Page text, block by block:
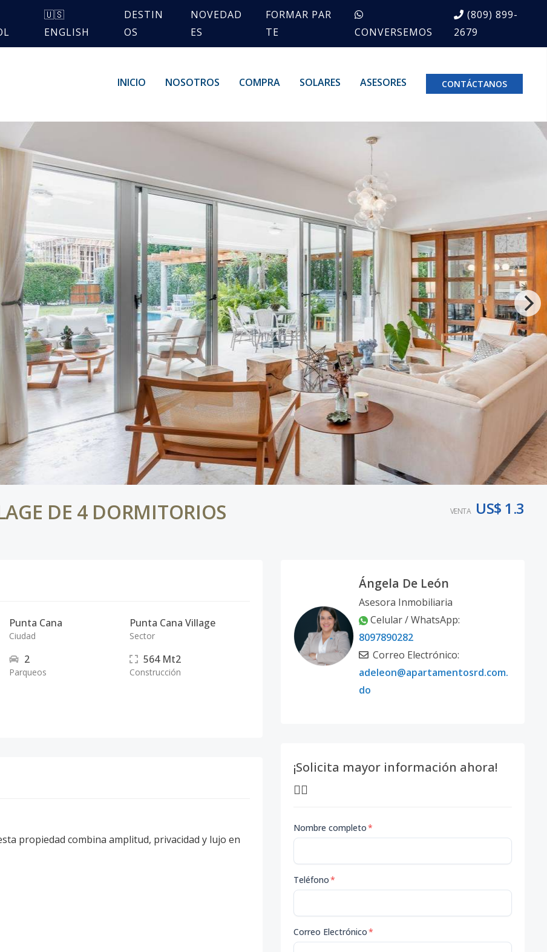
🇺🇸
ENGLISH
DESTIN
OS
NOVEDAD
ES
FORMAR PAR
TE
CONVERSEMOS
(809) 899-
2679
INICIO NOSOTROS COMPRA SOLARES ASESORES CONTÁCTANOS
DE 4 DORMITORIOS VENTA US$ 1.3
Punta Cana
Ciudad
Punta Cana Village
Sector
2
Parqueos
564 Mt2
Construcción
propiedad combina amplitud, privacidad y lujo en
Ángela De León
Asesora Inmobiliaria
Celular / WhatsApp:
8097890282
Correo Electrónico:
adeleon@apartamentosrd.com.
do
¡Solicita mayor información ahora!
👇🏽
Nombre completo*
Teléfono*
Correo Electrónico*